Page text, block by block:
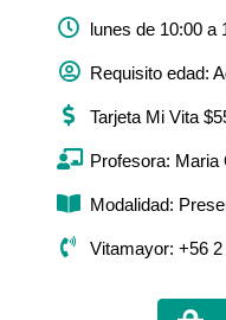
lunes de 10:00 a
Requisito edad:
Tarjeta Mi Vita
Profesora: Maria
Modalidad:
Vitamayor: +56